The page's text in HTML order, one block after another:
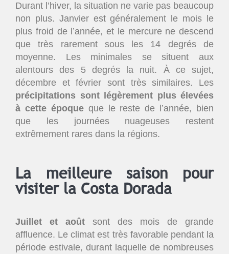
Durant l’hiver, la situation ne varie pas beaucoup
non plus. Janvier est généralement le mois le
plus froid de l’année, et le mercure ne descend
que très rarement sous les 14 degrés de
moyenne. Les minimales se situent aux
alentours des 5 degrés la nuit. À ce sujet,
décembre et février sont très similaires. Les
précipitations sont légèrement plus élevées
à cette époqueque le reste de l’année, bien
que les journées nuageuses restent
extrêmement rares dans la régions.
La meilleure saison pour
visiter la Costa Dorada
Juillet et août sont des mois de grande
affluence. Le climat est très favorable pendant la
période estivale, durant laquelle de nombreuses